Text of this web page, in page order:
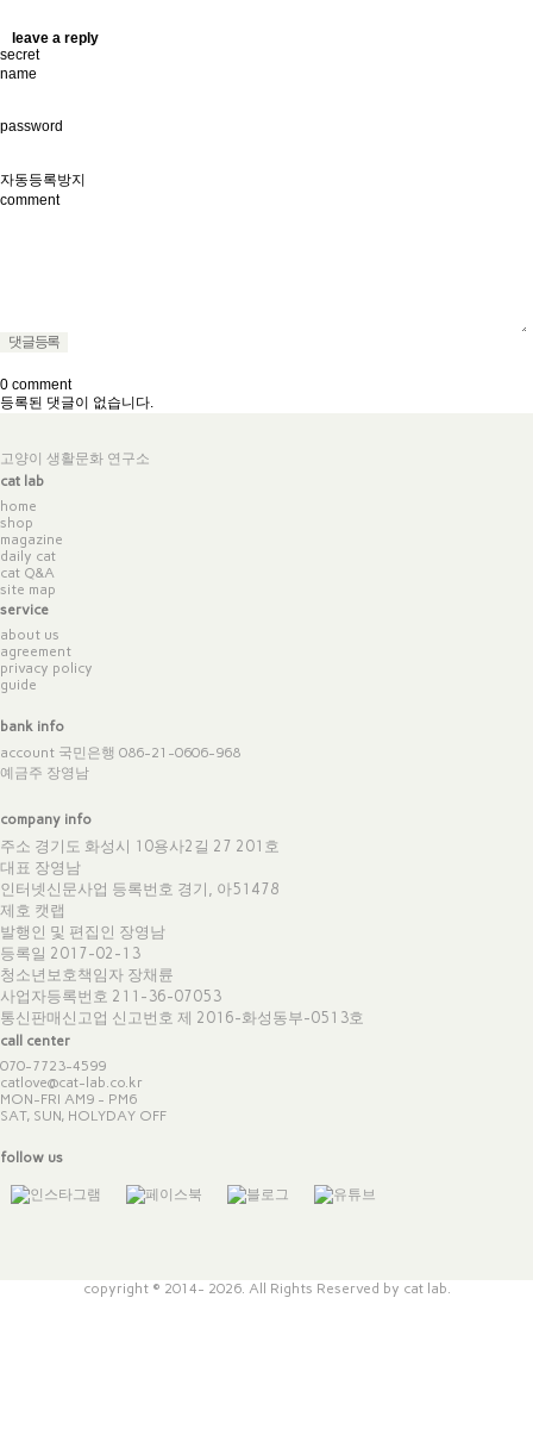
leave a reply
secret
name
password
자동등록방지
comment
0 comment
등록된 댓글이 없습니다.
고양이 생활문화 연구소
cat lab
home
shop
magazine
daily cat
cat Q&A
site map
service
about us
agreement
privacy policy
guide
bank info
account 국민은행 086-21-0606-968
예금주 장영남
company info
주소 경기도 화성시 10용사2길 27 201호
대표 장영남
인터넷신문사업 등록번호 경기, 아51478
제호 캣랩
발행인 및 편집인 장영남
등록일 2017-02-13
청소년보호책임자 장채륜
사업자등록번호 211-36-07053
통신판매신고업 신고번호 제 2016-화성동부-0513호
call center
070-7723-4599
catlove@cat-lab.co.kr
MON-FRI AM9 - PM6
SAT, SUN, HOLYDAY OFF
follow us
copyright © 2014- 2026. All Rights Reserved by cat lab.